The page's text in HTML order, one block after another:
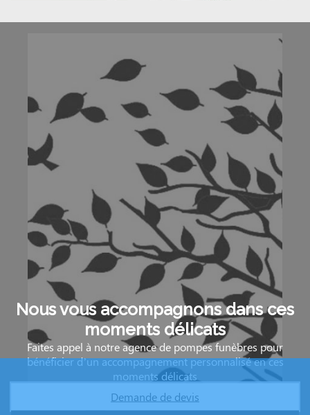
Nous vous accompagnons dans ces
moments délicats
Faites appel à notre agence de pompes funèbres pour
bénéficier d’un accompagnement personnalisé en ces
moments délicats
Demande de devis